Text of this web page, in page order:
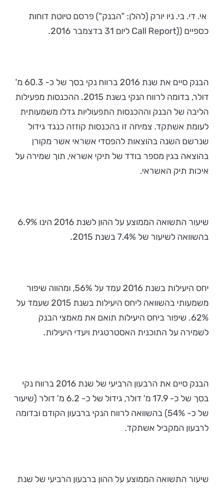
אי. די. בי. ניו יורק (להלן: "הבנק") פרסם טיוטת דוחות
כספיים ((Call Report ליום 31 בדצמבר 2016.
הבנק סיים את שנת 2016 ברווח נקי בסך של כ- 60.3 מ'
דולר, בדומה לרווח הנקי בשנת 2015. ההכנסות מפעילות
הליבה של הבנק וההכנסות התפעוליות גדלו משמעותית
לעומת אשתקד. צמיחה זו בהכנסות קוזזה כנגד גידול
שנרשם השנה בהוצאות להפסדי אשראי אשר מקורן
בהוצאה בגין מספר בודד של תיקי אשראי, תוך שמירה על
איכות תיק האשראי.
שיעור התשואה הממוצע על ההון לשנת 2016 הינו 6.9%
בהשוואה לשיעור של 7.4% בשנת 2015.
יחס היעילות בשנת 2016 עמד על 56%, ומהווה שיפור
משמעותי בהשוואה ליחס היעילות בשנת 2015 שעמד על
62%. שיפור ביחס היעילות תואם את מאמצי הבנק
לשמירה על התוכנית האסטרטגית ויעדי היעילות.
הבנק סיים את הרבעון הרביעי של שנת 2016 ברווח נקי
בסך של כ- 17.9 מ' דולר, גידול של כ- 6.2 מ' דולר (שיעור
של כ- 54%) בהשוואה לרווח הנקי ברבעון הקודם ובדומה
לרבעון המקביל אשתקד.
שיעור התשואה הממוצע על ההון ברבעון הרביעי של שנת